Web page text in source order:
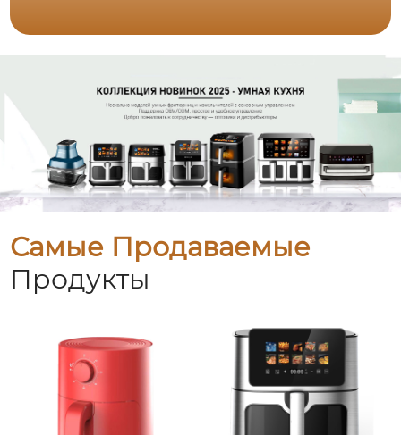
Самые Продаваемые
Продукты